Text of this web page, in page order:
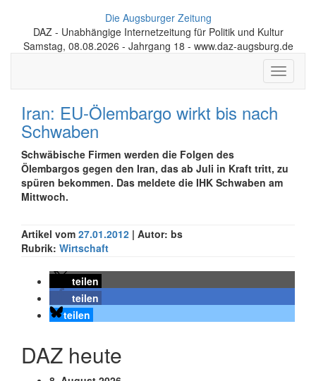
Die Augsburger Zeitung
DAZ - Unabhängige Internetzeitung für Politik und Kultur
Samstag, 08.08.2026 - Jahrgang 18 - www.daz-augsburg.de
Toggle
Iran: EU-Ölembargo wirkt bis nach
Schwaben
Schwäbische Firmen werden die Folgen des
Ölembargos gegen den Iran, das ab Juli in Kraft tritt, zu
spüren bekommen. Das meldete die IHK Schwaben am
Mittwoch.
Artikel vom 27.01.2012 | Autor: bs
Rubrik: Wirtschaft
teilen
teilen
teilen
DAZ heute